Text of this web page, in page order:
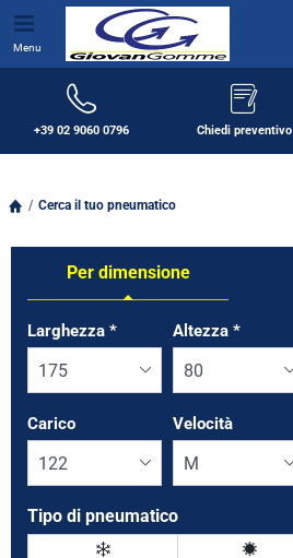
Menu
+39 02 9060 0796 Chiedi preventivo
Cerca il tuo pneumatico
Per dimensione
Tab updated: Per dimensione
Larghezza * Altezza *
Carico Velocità
Tipo di pneumatico